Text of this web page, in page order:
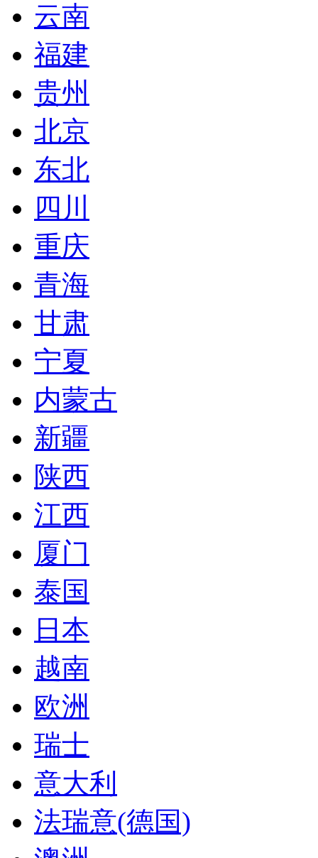
云南
福建
贵州
北京
东北
四川
重庆
青海
甘肃
宁夏
内蒙古
新疆
陕西
江西
厦门
泰国
日本
越南
欧洲
瑞士
意大利
法瑞意(德国)